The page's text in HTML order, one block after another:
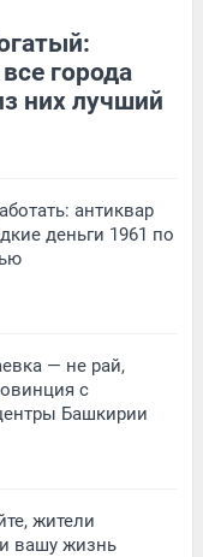
города
них лучший
антиквар
деньги 1961 по
— не рай,
с
Башкирии
жители
вашу жизнь